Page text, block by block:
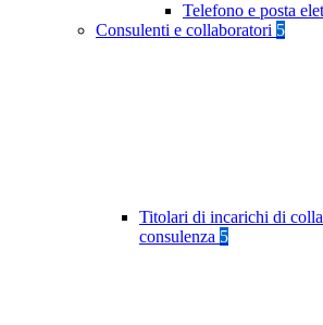
Telefono e posta
Consulenti e collaboratori 5
Titolari di incarichi di
consulenza 5